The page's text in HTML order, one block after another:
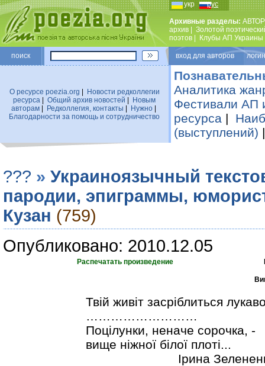
укр рус
Архивные разделы:
архив
Золотой
поэтов
Клубы АП Украины
поиск вход для авторов
О ресурсе poezia.org
Новости редколлегии
ресурса
Общий архив новостей
Новым
авторам| Редколлегия, контакты Нужно|
Благодарности за помощь и сотрудничество
Аналитика
Фестивали АП
ресурса |
(выступлений)
??? » Украиноязычный
пародии, эпиграммы,
Кузан (759)
Опубликовано: 2010.12.05
Распечатать произведение
Твій живіт засріблиться
………………………
Поцілунки, неначе сорочка, -
вище ніжної білої плоті...
Ірина Зелененька